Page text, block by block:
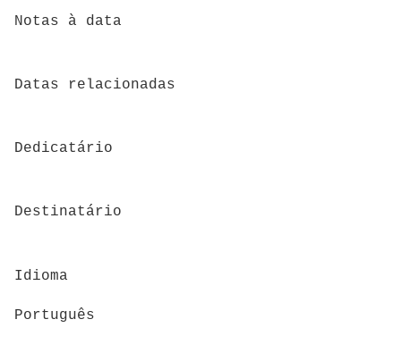
Notas à data
Datas relacionadas
Dedicatário
Destinatário
Idioma
Português